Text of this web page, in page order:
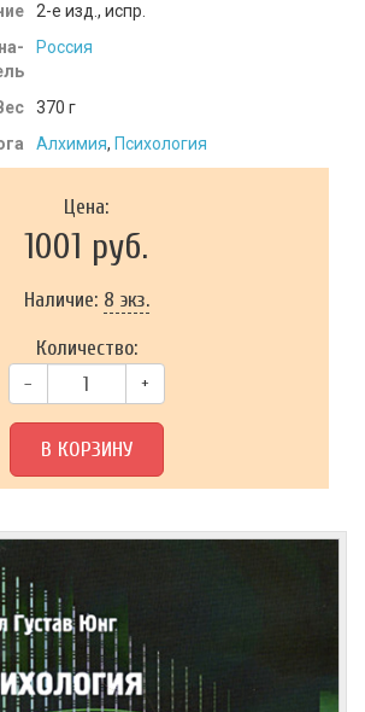
2-е изд., испр.
Россия
370 г
Алхимия, Психология
Цена:
1001 руб.
Наличие: 8 экз.
Количество:
– +
В КОРЗИНУ